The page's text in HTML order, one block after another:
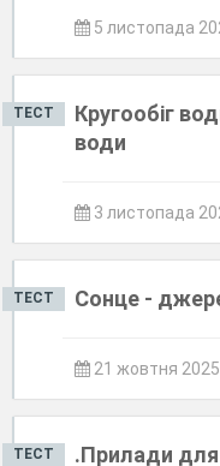
5 листопада
ТЕСТ
Кругообіг
води
3 листопада
ТЕСТ Сонце -
21 жовтня 2025
ТЕСТ
.Прилади